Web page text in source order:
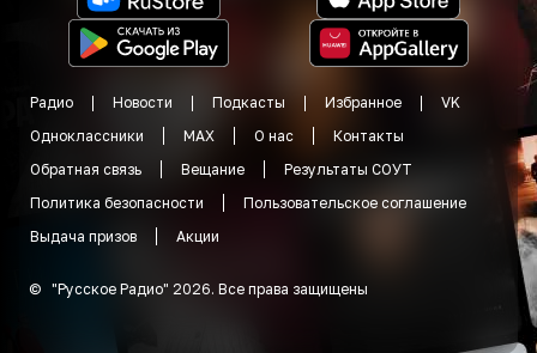
Радио Новости Подкасты Избранное
VK
Одноклассники
MAX О нас
Контакты
Обратная связь
Вещание
Результаты СОУТ
Политика безопасности
Пользовательское соглашение
Выдача призов
Акции
© "Русское Радио" 2026. Все права защищены